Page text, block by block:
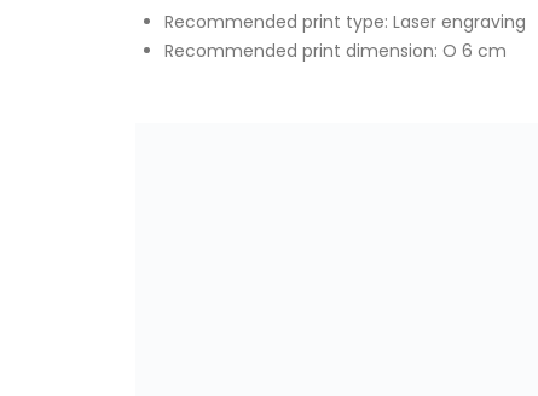
Recommended print type: Laser engraving
Recommended print dimension: O 6 cm